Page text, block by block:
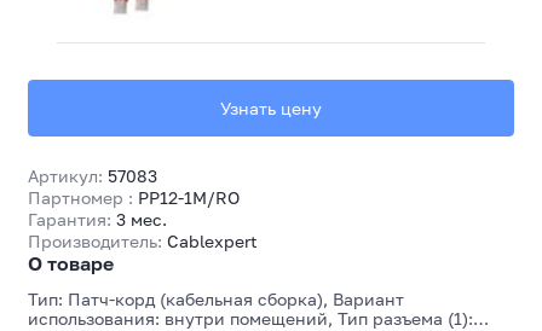
Артикул: 57083
Партномер : PP12-1M/RO
Гарантия: 3 мес.
Производитель: Cablexpert
О товаре
Тип: Патч-корд (кабельная сборка), Вариант
использования: внутри помещений, Тип разъема (1):
Узнать цену